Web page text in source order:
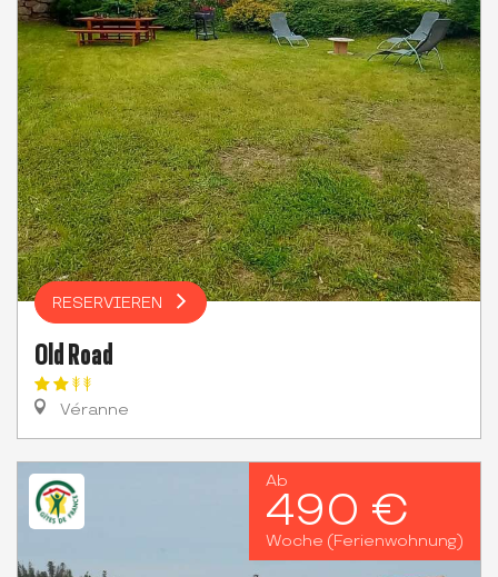
RESERVIEREN
Old Road
Véranne
Ab
490 €
Woche (Ferienwohnung)